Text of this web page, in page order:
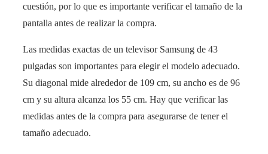
cuestión, por lo que es importante verificar el tamaño de la
pantalla antes de realizar la compra.
Las medidas exactas de un televisor Samsung de 43
pulgadas son importantes para elegir el modelo adecuado.
Su diagonal mide alrededor de 109 cm, su ancho es de 96
cm y su altura alcanza los 55 cm. Hay que verificar las
medidas antes de la compra para asegurarse de tener el
tamaño adecuado.